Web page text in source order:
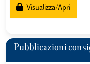
Visualizza/Apri
Pubblicazioni